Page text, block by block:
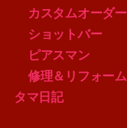
カスタムオーダー
ショットバー
ピアスマン
修理＆リフォーム
タマ日記